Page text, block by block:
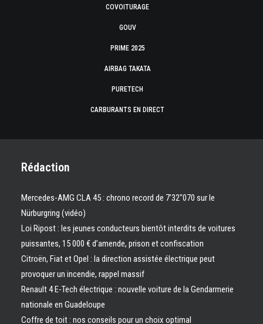
COVOITURAGE
GOUV
PRIME 2025
AIRBAG TAKATA
PURETECH
CARBURANTS EN DIRECT
Rédaction
Mercedes-AMG CLA 45 : chrono record de 7’32″070 sur le
Nürburgring (vidéo)
Loi Ripost : les jeunes conducteurs bientôt interdits de voitures
puissantes, 15 000 € d’amende, prison et confiscation
Citroën, Fiat et Opel : la direction assistée électrique peut
provoquer un incendie, rappel massif
Renault 4 E-Tech électrique : nouvelle voiture de la Gendarmerie
nationale en Guadeloupe
Coffre de toit : nos conseils pour un choix optimal